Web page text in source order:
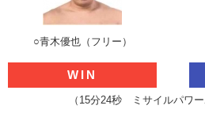
○青木優也（フリー）
WIN
（15分24秒 ミサイルパワ